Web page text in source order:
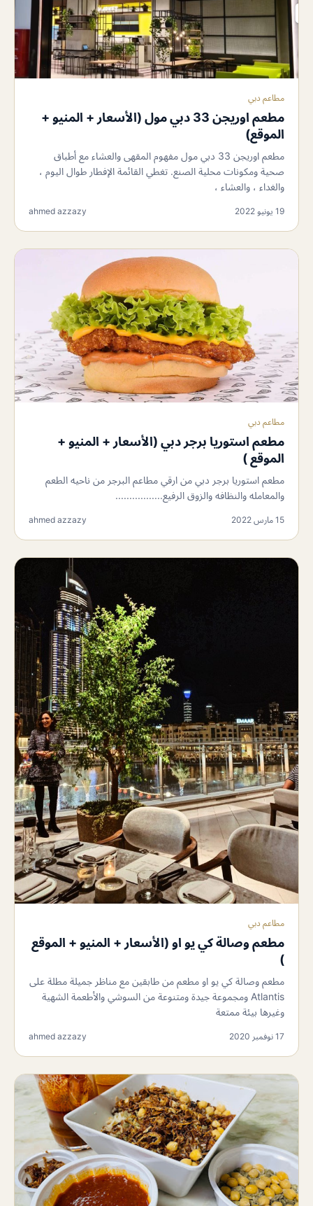
مطاعم دبي
مطعم اوريجن 33 دبي مول (الأسعار + المنيو +
الموقع)
مطعم اوريجن 33 دبي مول مفهوم المقهى والعشاء مع أطباق
صحية ومكونات محلية الصنع. تغطي القائمة الإفطار طوال اليوم ،
والغداء ، والعشاء ،
19 يونيو 2022 ahmed azzazy
مطاعم دبي
مطعم استوريا برجر دبي (الأسعار + المنيو +
الموقع )
مطعم استوريا برجر دبي من ارقي مطاعم البرجر من ناحيه الطعم
والمعامله والنظافه والزوق الرفيع.................
15 مارس 2022 ahmed azzazy
مطاعم دبي
مطعم وصالة كي يو او (الأسعار + المنيو + الموقع
)
مطعم وصالة كي يو او مطعم من طابقين مع مناظر جميلة مطلة على
Atlantis ومجموعة جيدة ومتنوعة من السوشي والأطعمة الشهية
وغيرها بيئة ممتعة
17 نوفمبر 2020 ahmed azzazy